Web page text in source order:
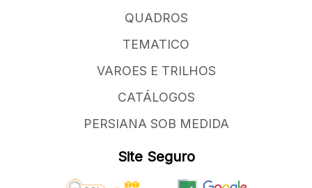
QUADROS
TEMATICO
VAROES E TRILHOS
CATÁLOGOS
PERSIANA SOB MEDIDA
Site Seguro